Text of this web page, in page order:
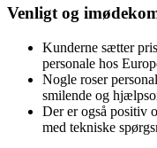
Venligt og
Kunderne sætter
personale hos
Nogle roser
smilende og
Der er også positiv
med tekniske